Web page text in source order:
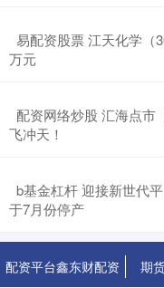
易配资股票 江天化学（
万元
配资网络炒股 汇海点市
飞冲天！
​b基金杠杆 迎接新世代
于7月份停产
配资平台鑫东财配资 期